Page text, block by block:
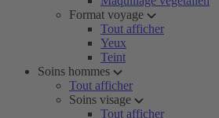
Format voyage
Tout afficher
Yeux
Teint
Soins hommes
Tout afficher
Soins visage
Tout afficher